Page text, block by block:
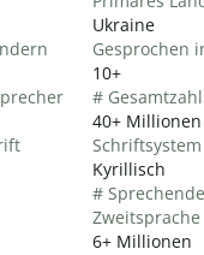
Ukraine
Gesprochen
10+
#
40+ Millionen
Kyrillisch
#
Zweitsprache
6+ Millionen